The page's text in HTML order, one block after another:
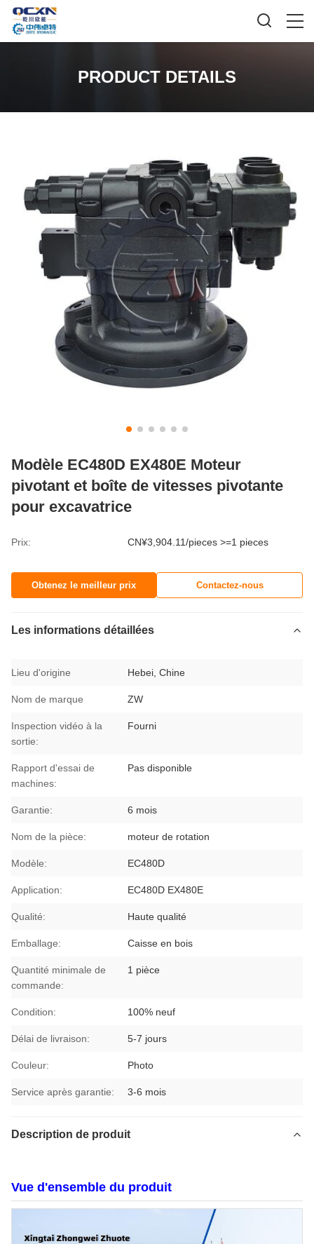
PRODUCT DETAILS
Modèle EC480D EX480E Moteur
pivotant et boîte de vitesses pivotante
pour excavatrice
Prix: CN¥3,904.11/pieces >=1 pieces
Obtenez le meilleur prix Contactez-nous
Les informations détaillées
Lieu d'origine Hebei, Chine
Nom de marque ZW
Inspection vidéo à la
sortie:
Fourni
Rapport d'essai de
machines:
Pas disponible
Garantie: 6 mois
Nom de la pièce: moteur de rotation
Modèle: EC480D
Application: EC480D EX480E
Qualité: Haute qualité
Emballage: Caisse en bois
Quantité minimale de
commande:
1 pièce
Condition: 100% neuf
Délai de livraison: 5-7 jours
Couleur: Photo
Service après garantie: 3-6 mois
Description de produit
Vue d'ensemble du produit